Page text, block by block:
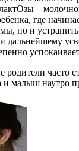
–
где
но и
родители часто
и малыш наутро